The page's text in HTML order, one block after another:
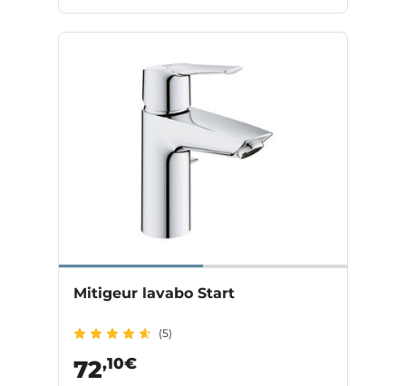
Mitigeur lavabo Start
(5)
72,10€